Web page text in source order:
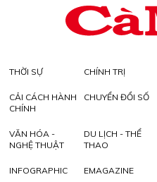
THỜI SỰ CHÍNH TRỊ
CẢI CÁCH HÀNH
CHÍNH
CHUYỂN ĐỔI SỐ
VĂN HÓA -
NGHỆ THUẬT
DU LỊCH - THỂ
THAO
INFOGRAPHIC EMAGAZINE